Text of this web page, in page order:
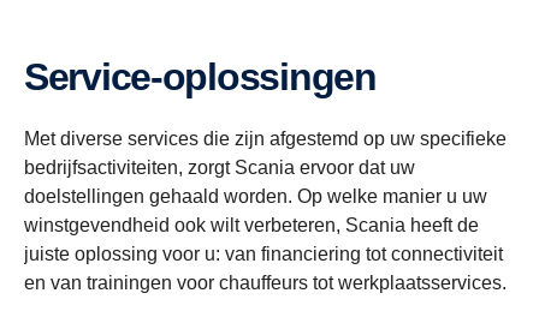
Service-oplossingen
Met diverse services die zijn afgestemd op uw specifieke
bedrijfsactiviteiten, zorgt Scania ervoor dat uw
doelstellingen gehaald worden. Op welke manier u uw
winstgevendheid ook wilt verbeteren, Scania heeft de
juiste oplossing voor u: van financiering tot connectiviteit
en van trainingen voor chauffeurs tot werkplaatsservices.